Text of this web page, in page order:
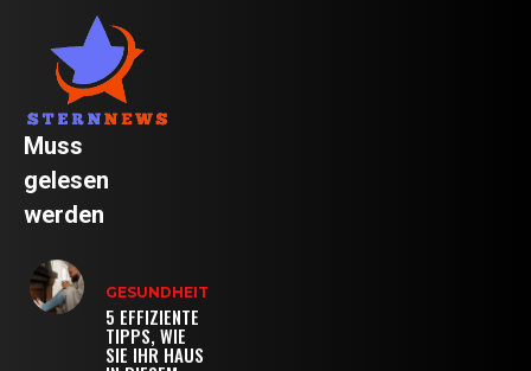
Muss
gelesen
werden
GESUNDHEIT
5 EFFIZIENTE
TIPPS, WIE
SIE IHR HAUS